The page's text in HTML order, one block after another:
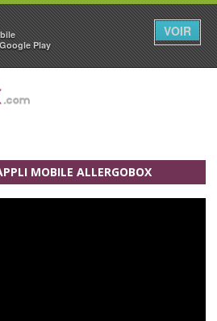
Play
VOIR
MOBILE ALLERGOBOX